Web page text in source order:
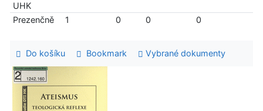
UHK
Prezenčně 1 0 0 0
Do košíku Bookmark Vybrané dokumenty